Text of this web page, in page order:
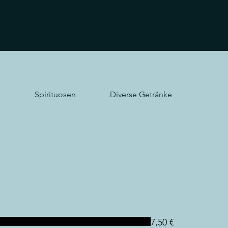
Spirituosen Diverse Getränke
7,50 €